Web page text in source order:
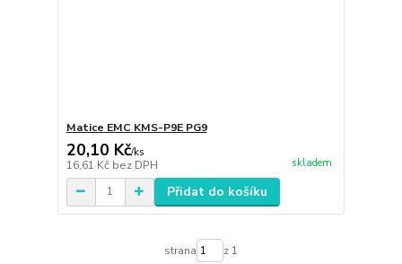
Matice EMC KMS-P9E PG9
20,10 Kč/ks
16,61 Kč bez DPH skladem
Přidat do košíku
strana z 1